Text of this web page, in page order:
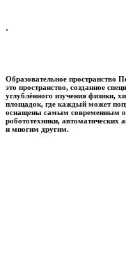
.
Образовательное пространство
это пространство, созданное
углублённого изучения физики,
площадок, где каждый может
оснащены самым современным
робототехники, автоматических
и многим другим.